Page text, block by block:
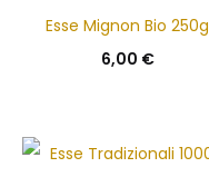
Esse Mignon Bio 250g
6,00 €